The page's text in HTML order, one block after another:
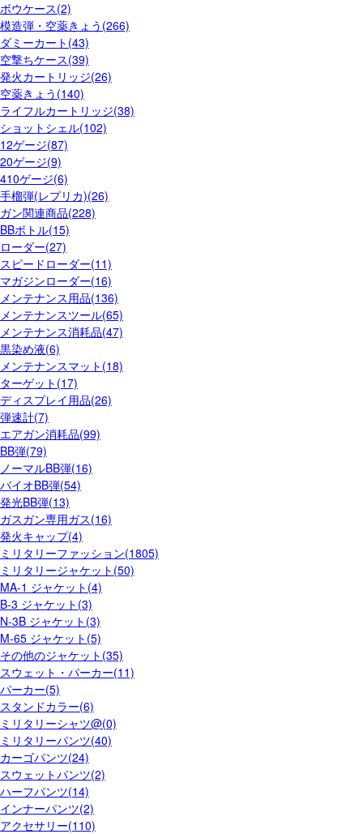
ボウケース(2)
模造弾・空薬きょう(266)
ダミーカート(43)
空撃ちケース(39)
発火カートリッジ(26)
空薬きょう(140)
ライフルカートリッジ(38)
ショットシェル(102)
12ゲージ(87)
20ゲージ(9)
410ゲージ(6)
手榴弾(レプリカ)(26)
ガン関連商品(228)
BBボトル(15)
ローダー(27)
スピードローダー(11)
マガジンローダー(16)
メンテナンス用品(136)
メンテナンスツール(65)
メンテナンス消耗品(47)
黒染め液(6)
メンテナンスマット(18)
ターゲット(17)
ディスプレイ用品(26)
弾速計(7)
エアガン消耗品(99)
BB弾(79)
ノーマルBB弾(16)
バイオBB弾(54)
発光BB弾(13)
ガスガン専用ガス(16)
発火キャップ(4)
ミリタリーファッション(1805)
ミリタリージャケット(50)
MA-1 ジャケット(4)
B-3 ジャケット(3)
N-3B ジャケット(3)
M-65 ジャケット(5)
その他のジャケット(35)
スウェット・パーカー(11)
パーカー(5)
スタンドカラー(6)
ミリタリーシャツ@(0)
ミリタリーパンツ(40)
カーゴパンツ(24)
スウェットパンツ(2)
ハーフパンツ(14)
インナーパンツ(2)
アクセサリー(110)